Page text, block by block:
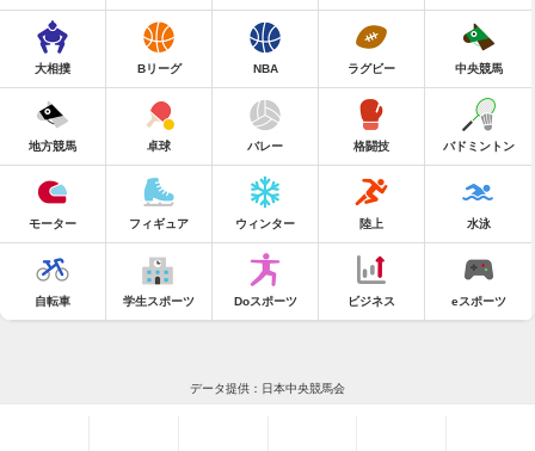
大相撲 Bリーグ NBA ラグビー 中央競馬
地方競馬 卓球 バレー 格闘技 バドミントン
モーター フィギュア ウィンター 陸上 水泳
自転車 学生スポーツ Doスポーツ ビジネス eスポーツ
データ提供：日本中央競馬会